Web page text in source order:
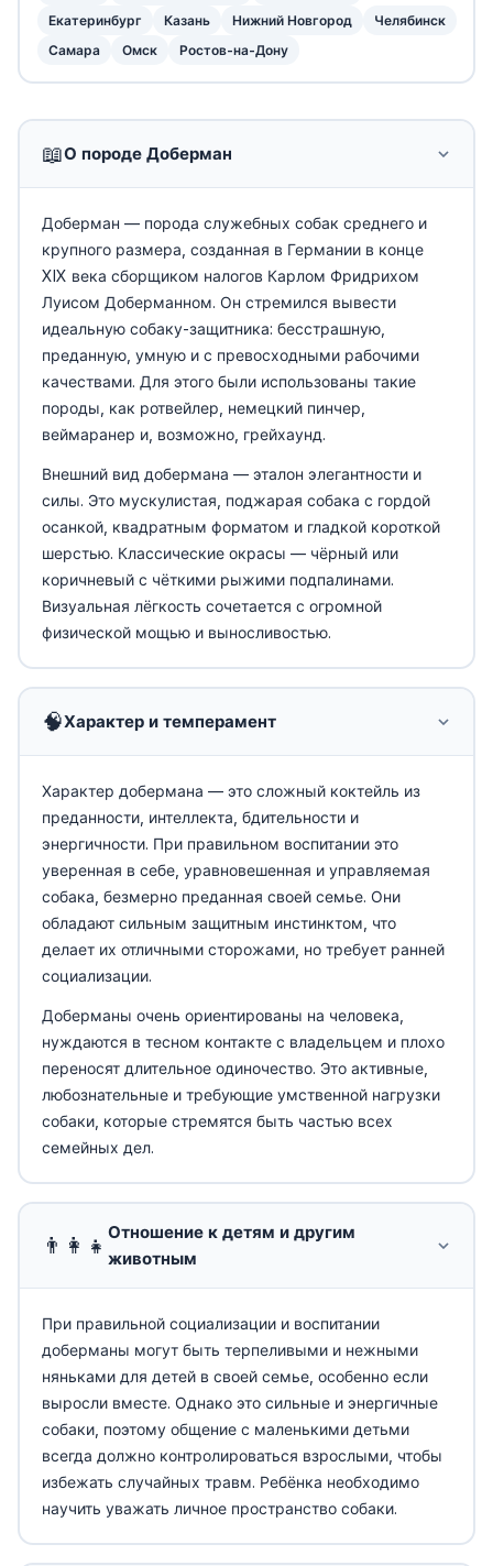
📖О породе Доберман
Доберман — порода служебных собак среднего и
крупного размера, созданная в Германии в конце
XIX века сборщиком налогов Карлом Фридрихом
Луисом Доберманном. Он стремился вывести
идеальную собаку-защитника: бесстрашную,
преданную, умную и с превосходными рабочими
качествами. Для этого были использованы такие
породы, как ротвейлер, немецкий пинчер,
веймаранер и, возможно, грейхаунд.
Внешний вид добермана — эталон элегантности и
силы. Это мускулистая, поджарая собака с гордой
осанкой, квадратным форматом и гладкой короткой
шерстью. Классические окрасы — чёрный или
коричневый с чёткими рыжими подпалинами.
Визуальная лёгкость сочетается с огромной
физической мощью и выносливостью.
🧠Характер и темперамент
Характер добермана — это сложный коктейль из
преданности, интеллекта, бдительности и
энергичности. При правильном воспитании это
уверенная в себе, уравновешенная и управляемая
собака, безмерно преданная своей семье. Они
обладают сильным защитным инстинктом, что
делает их отличными сторожами, но требует ранней
социализации.
Доберманы очень ориентированы на человека,
нуждаются в тесном контакте с владельцем и плохо
переносят длительное одиночество. Это активные,
любознательные и требующие умственной нагрузки
собаки, которые стремятся быть частью всех
семейных дел.
👨‍👩‍👧
Отношение к детям и другим
животным
При правильной социализации и воспитании
доберманы могут быть терпеливыми и нежными
няньками для детей в своей семье, особенно если
выросли вместе. Однако это сильные и энергичные
собаки, поэтому общение с маленькими детьми
всегда должно контролироваться взрослыми, чтобы
избежать случайных травм. Ребёнка необходимо
научить уважать личное пространство собаки.
Екатеринбург
Казань Нижний Новгород
Челябинск
Самара
Омск Ростов-на-Дону